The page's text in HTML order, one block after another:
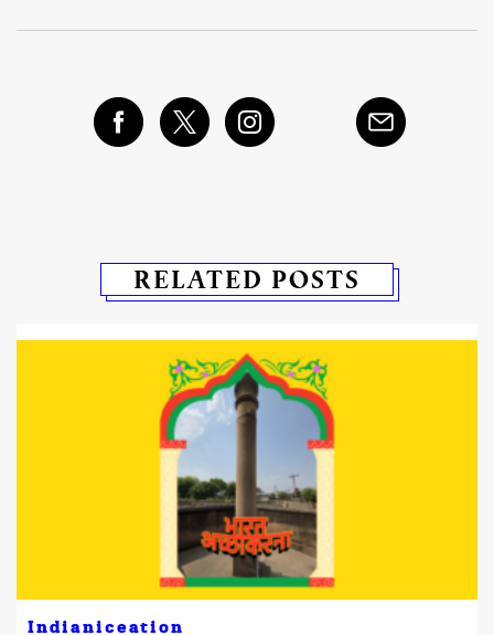
RELATED POSTS
Indianiceation